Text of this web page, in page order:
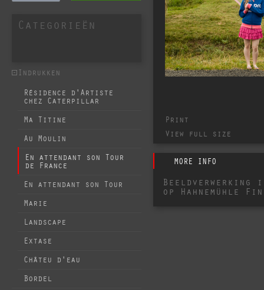
Categorieën
Indrukken
Résidence d'Artiste
chez Caterpillar
Ma Titine
Au Moulin
En attendant son Tour
de France
En attendant son Tour
Marie
Landscape
Extase
Châteu d'eau
Bordel
Print
View full size
MORE INFO
Beeldverwerking
op Hahnemühle